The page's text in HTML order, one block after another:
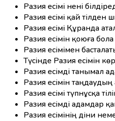
Разия есімі нені
Разия есімі қай тілден
Разия есімі Құранда
Разия есімін қоюға
Разия есімімен
Түсінде Разия есімін
Разия есімді танымал
Разия есімін
Разия есімі түпнұсқа
Разия есімді адамдар
Разия есімінің діни